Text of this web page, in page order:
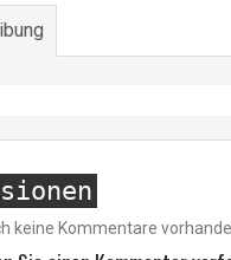
keine Kommentare